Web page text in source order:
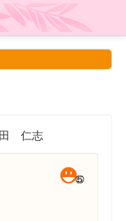
仁志